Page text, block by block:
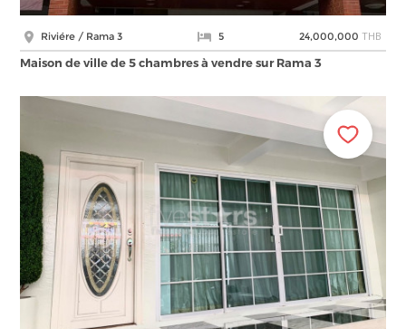
Riviére / Rama 3 5 24,000,000 THB
Maison de ville de 5 chambres à vendre sur Rama 3